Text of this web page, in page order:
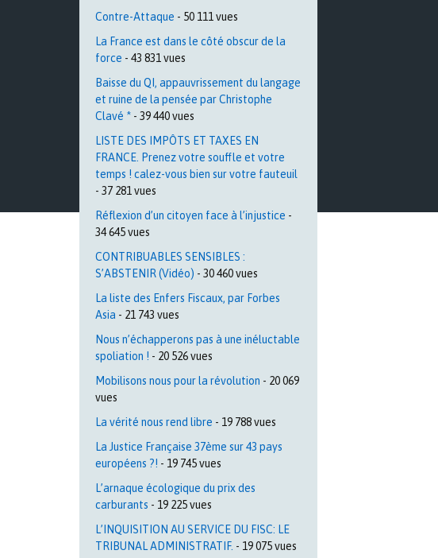
Contre-Attaque - 50 111 vues
La France est dans le côté obscur de la
force - 43 831 vues
Baisse du QI, appauvrissement du langage
et ruine de la pensée par Christophe
Clavé * - 39 440 vues
LISTE DES IMPÔTS ET TAXES EN
FRANCE. Prenez votre souffle et votre
temps ! calez-vous bien sur votre fauteuil
- 37 281 vues
Réflexion d’un citoyen face à l’injustice -
34 645 vues
CONTRIBUABLES SENSIBLES :
S’ABSTENIR (Vidéo) - 30 460 vues
La liste des Enfers Fiscaux, par Forbes
Asia - 21 743 vues
Nous n’échapperons pas à une inéluctable
spoliation ! - 20 526 vues
Mobilisons nous pour la révolution - 20 069
vues
La vérité nous rend libre - 19 788 vues
La Justice Française 37ème sur 43 pays
européens ?! - 19 745 vues
L’arnaque écologique du prix des
carburants - 19 225 vues
L’INQUISITION AU SERVICE DU FISC: LE
TRIBUNAL ADMINISTRATIF. - 19 075 vues